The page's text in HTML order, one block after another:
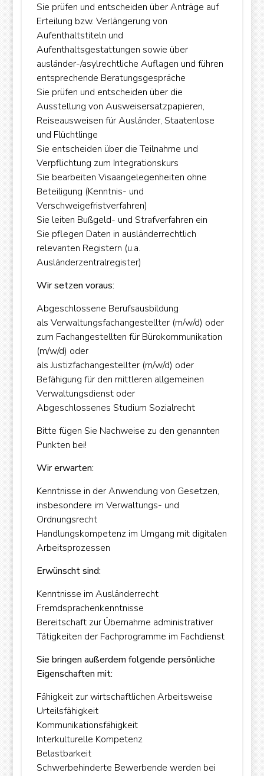
European Commission | Cookies Policy
Sie prüfen und entscheiden über Anträge auf
Erteilung bzw. Verlängerung von
Aufenthaltstiteln und
Aufenthaltsgestattungen sowie über
ausländer-/asylrechtliche Auflagen und führen
entsprechende Beratungsgespräche
Sie prüfen und entscheiden über die
Ausstellung von Ausweisersatzpapieren,
Reiseausweisen für Ausländer, Staatenlose
und Flüchtlinge
Sie entscheiden über die Teilnahme und
Verpflichtung zum Integrationskurs
Sie bearbeiten Visaangelegenheiten ohne
Beteiligung (Kenntnis- und
Verschweigefristverfahren)
Sie leiten Bußgeld- und Strafverfahren ein
Sie pflegen Daten in ausländerrechtlich
relevanten Registern (u.a.
Ausländerzentralregister)
Wir setzen voraus:
Abgeschlossene Berufsausbildung
als Verwaltungsfachangestellter (m/w/d) oder
zum Fachangestellten für Bürokommunikation
(m/w/d) oder
als Justizfachangestellter (m/w/d) oder
Befähigung für den mittleren allgemeinen
Verwaltungsdienst oder
Abgeschlossenes Studium Sozialrecht
Bitte fügen Sie Nachweise zu den genannten
Punkten bei!
Wir erwarten:
Kenntnisse in der Anwendung von Gesetzen,
insbesondere im Verwaltungs- und
Ordnungsrecht
Handlungskompetenz im Umgang mit digitalen
Arbeitsprozessen
Erwünscht sind:
Kenntnisse im Ausländerrecht
Fremdsprachenkenntnisse
Bereitschaft zur Übernahme administrativer
Tätigkeiten der Fachprogramme im Fachdienst
Sie bringen außerdem folgende persönliche
Eigenschaften mit:
Fähigkeit zur wirtschaftlichen Arbeitsweise
Urteilsfähigkeit
Kommunikationsfähigkeit
Interkulturelle Kompetenz
Belastbarkeit
Schwerbehinderte Bewerbende werden bei